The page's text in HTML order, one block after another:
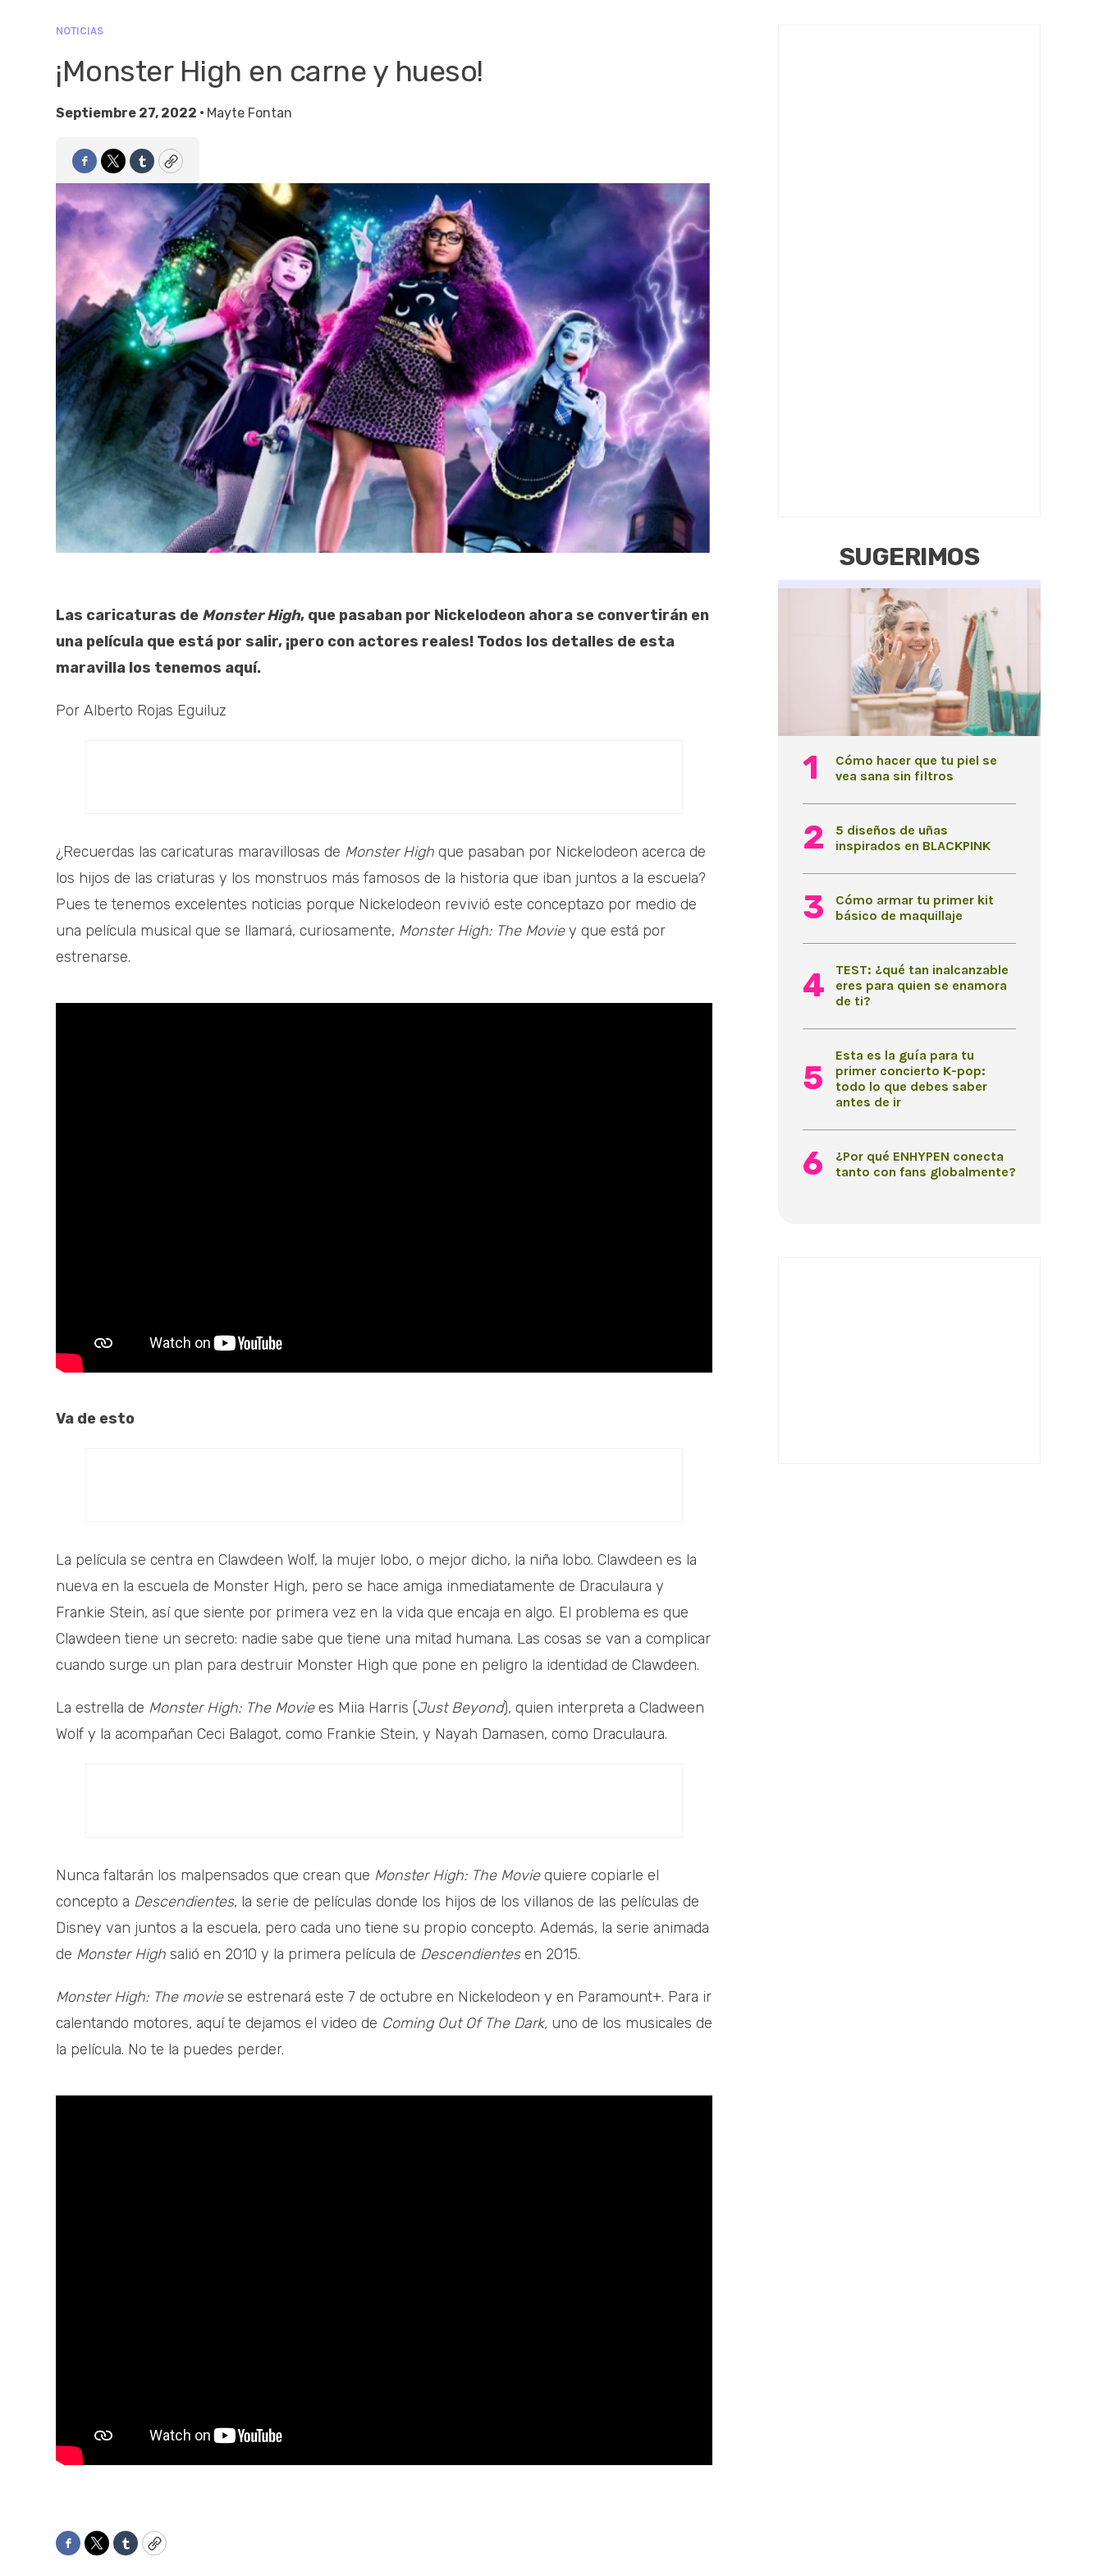
NOTICIAS
¡Monster High en carne y hueso!
Septiembre 27, 2022 • Mayte Fontan
Facebook
TwitterTumblrCopy
Las caricaturas de Monster High, que pasaban por Nickelodeon ahora se convertirán en
una película que está por salir, ¡pero con actores reales! Todos los detalles de esta
maravilla los tenemos aquí.
Por Alberto Rojas Eguiluz
¿Recuerdas las caricaturas maravillosas de Monster High que pasaban por Nickelodeon acerca de
los hijos de las criaturas y los monstruos más famosos de la historia que iban juntos a la escuela?
Pues te tenemos excelentes noticias porque Nickelodeon revivió este conceptazo por medio de
una película musical que se llamará, curiosamente, Monster High: The Moviey que está por
estrenarse.
Va de esto
La película se centra en Clawdeen Wolf, la mujer lobo, o mejor dicho, la niña lobo. Clawdeen es la
nueva en la escuela de Monster High, pero se hace amiga inmediatamente de Draculaura y
Frankie Stein, así que siente por primera vez en la vida que encaja en algo. El problema es que
Clawdeen tiene un secreto: nadie sabe que tiene una mitad humana. Las cosas se van a complicar
cuando surge un plan para destruir Monster High que pone en peligro la identidad de Clawdeen.
La estrella de Monster High: The Moviees Miia Harris (Just Beyond), quien interpreta a Cladween
Wolf y la acompañan Ceci Balagot, como Frankie Stein, y Nayah Damasen, como Draculaura.
Nunca faltarán los malpensados que crean que Monster High: The Moviequiere copiarle el
concepto a Descendientes, la serie de películas donde los hijos de los villanos de las películas de
Disney van juntos a la escuela, pero cada uno tiene su propio concepto. Además, la serie animada
de Monster High salió en 2010 y la primera película de Descendientesen 2015.
Monster High: The moviese estrenará este 7 de octubre en Nickelodeon y en Paramount+. Para ir
calentando motores, aquí te dejamos el video de Coming Out Of The Dark, uno de los musicales de
la película. No te la puedes perder.
Facebook
TwitterTumblrCopy
SUGERIMOS
Cómo hacer que tu piel se
vea sana sin filtros
5 diseños de uñas
inspirados en BLACKPINK
Cómo armar tu primer kit
básico de maquillaje
TEST: ¿qué tan inalcanzable
eres para quien se enamora
de ti?
Esta es la guía para tu
primer concierto K-pop:
todo lo que debes saber
antes de ir
¿Por qué ENHYPEN conecta
tanto con fans globalmente?